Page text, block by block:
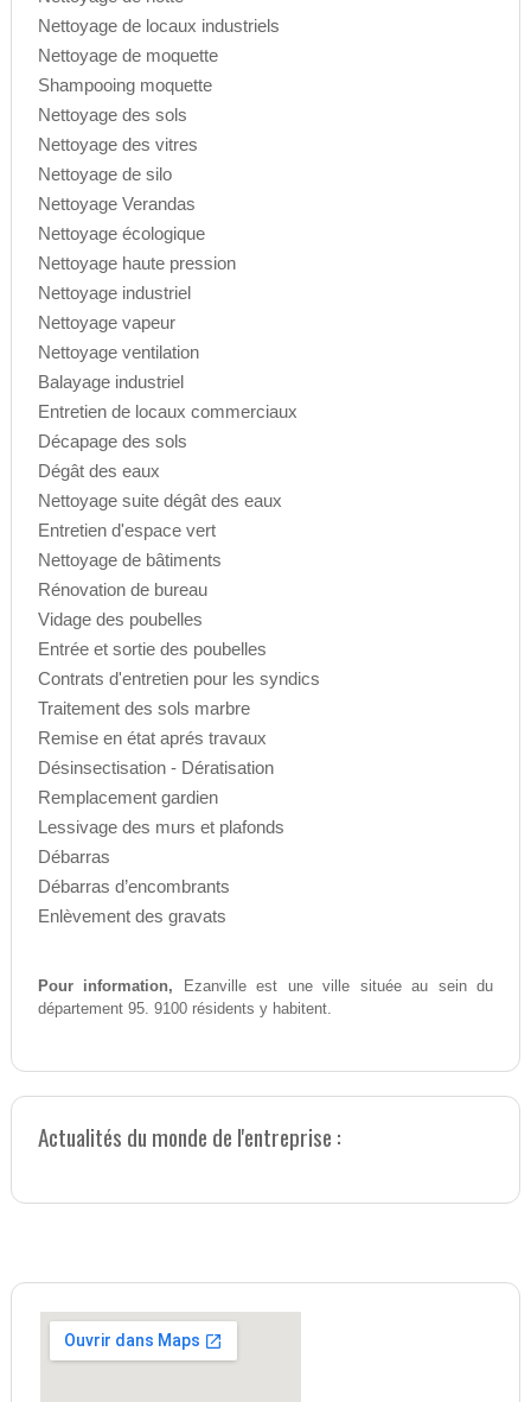
Nettoyage de locaux industriels
Nettoyage de moquette
Shampooing moquette
Nettoyage des sols
Nettoyage des vitres
Nettoyage de silo
Nettoyage Verandas
Nettoyage écologique
Nettoyage haute pression
Nettoyage industriel
Nettoyage vapeur
Nettoyage ventilation
Balayage industriel
Entretien de locaux commerciaux
Décapage des sols
Dégât des eaux
Nettoyage suite dégât des eaux
Entretien d'espace vert
Nettoyage de bâtiments
Rénovation de bureau
Vidage des poubelles
Entrée et sortie des poubelles
Contrats d'entretien pour les syndics
Traitement des sols marbre
Remise en état aprés travaux
Désinsectisation - Dératisation
Remplacement gardien
Lessivage des murs et plafonds
Débarras
Débarras d’encombrants
Enlèvement des gravats
Pour information, Ezanville est une ville située au sein du
département 95. 9100 résidents y habitent.
Actualités du monde de l'entreprise :